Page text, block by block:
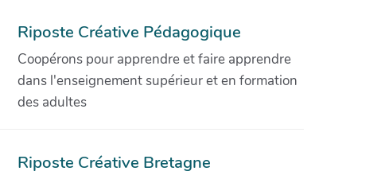
Riposte Créative Pédagogique
Coopérons pour apprendre et faire apprendre
dans l'enseignement supérieur et en formation
des adultes
Riposte Créative Bretagne